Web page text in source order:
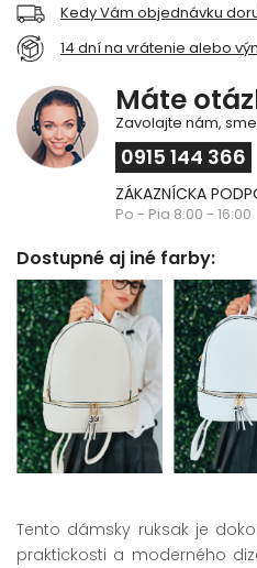
Kedy Vám objednávku
14 dní na vrátenie alebo
Máte
Zavolajte nám,
0915 144 366
ZÁKAZNÍCKA
Po - Pia 8:00 - 16:00
Dostupné aj iné farby:
Tento dámsky ruksak je
praktickosti a moderného